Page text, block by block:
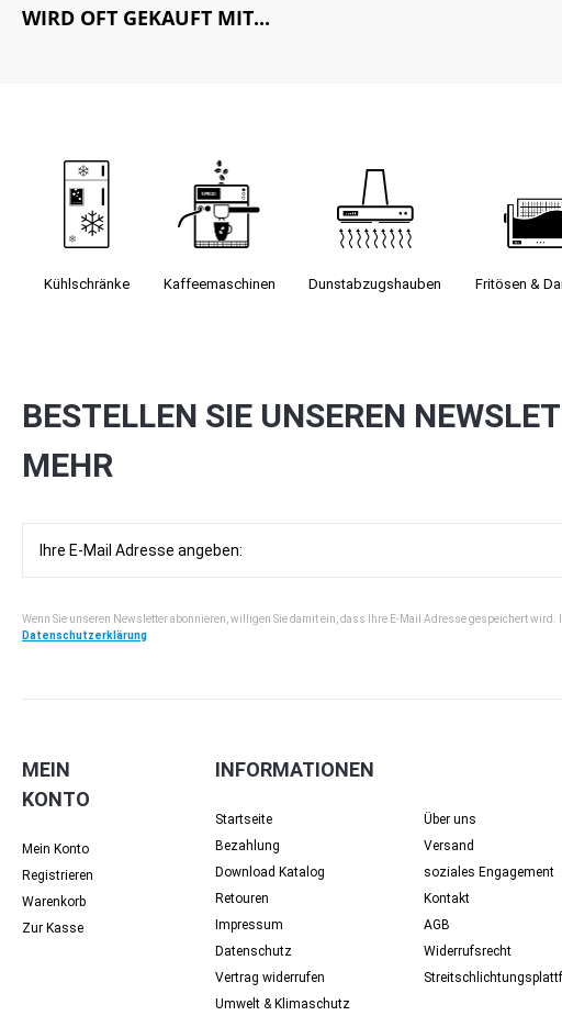
WIRD OFT GEKAUFT MIT...
Kühlschränke Kaffee­maschinen Dunst­abzugs­hauben Fritösen &
BESTELLEN SIE UNSEREN
MEHR
Wenn Sie unseren Newsletter abonnieren, willigen Sie damit ein, dass Ihre E-Mail Adresse gespeichert
Datenschutzerklärung
MEIN
KONTO
Mein Konto
Registrieren
Warenkorb
Zur Kasse
INFORMATIONEN
Startseite
Über uns
Bezahlung
Versand
Download Katalog
soziales Engagement
Retouren
Kontakt
Impressum
AGB
Datenschutz
Widerrufsrecht
Vertrag widerrufen
Umwelt & Klimaschutz